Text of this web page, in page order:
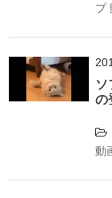
プ
ソ
の
動